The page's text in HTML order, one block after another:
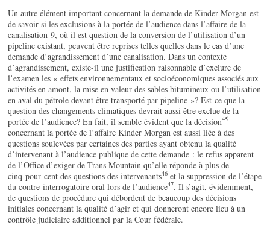
Un autre élément important concernant la demande de Kinder Morgan est
de savoir si les exclusions à la portée de l’audience dans l’affaire de la
canalisation 9, où il est question de la conversion de l’utilisation d’un
pipeline existant, peuvent être reprises telles quelles dans le cas d’une
demande d’agrandissement d’une canalisation. Dans un contexte
d’agrandissement, existe-il une justification raisonnable d’exclure de
l’examen les « effets environnementaux et socioéconomiques associés aux
activités en amont, la mise en valeur des sables bitumineux ou l’utilisation
en aval du pétrole devant être transporté par pipeline »? Est-ce que la
question des changements climatiques devrait aussi être exclue de la
portée de l’audience? En fait, il semble évident que la décision45
concernant la portée de l’affaire Kinder Morgan est aussi liée à des
questions soulevées par certaines des parties ayant obtenu la qualité
d’intervenant à l’audience publique de cette demande : le refus apparent
de l’Office d’exiger de Trans Mountain qu’elle réponde à plus de
cinq pour cent des questions des intervenants46 et la suppression de l’étape
du contre-interrogatoire oral lors de l’audience47. Il s’agit, évidemment,
de questions de procédure qui débordent de beaucoup des décisions
initiales concernant la qualité d’agir et qui donneront encore lieu à un
contrôle judiciaire additionnel par la Cour fédérale.